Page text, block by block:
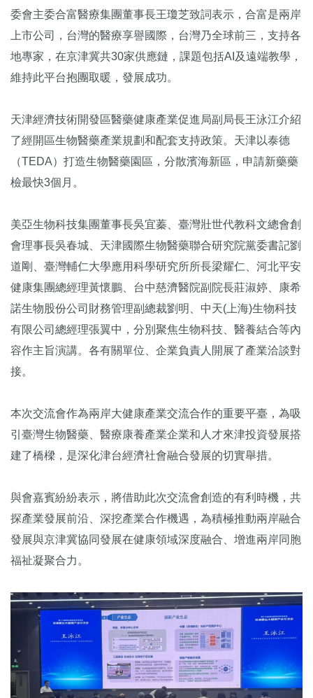
委會主委合富醫療集團董事長王瓊芝致詞表示，合富是兩岸
上市公司，台灣的醫療享譽國際，台灣乃全球前三，支持各
地專家，在京津冀共30家供應鏈，課題包括AI及遠端教學，
維持此平台抱團取暖，發展成功。
天津經濟技術開發區醫藥健康產業促進局副局長王泳江介紹
了經開區生物醫藥產業規劃和配套支持政策。天津以泰德
（TEDA）打造生物醫藥園區，分散濱海新區，申請新藥藥
檢最快3個月。
美亞生物科技集團董事長吳宜蓁、臺灣壯世代教科文總會創
會理事長吳春城、天津國際生物醫藥聯合研究院黨委書記劉
道剛、臺灣輔仁大學應用科學研究所所長梁耀仁、河北平安
健康集團總經理黃懷鵬、台中慈濟醫院副院長莊淑婷、康希
諾生物股份公司財務管理副總裁劉明、中天(上海)生物科技
有限公司總經理張翼中，分別聚焦生物科技、醫養結合等內
容作主旨演講。各有關單位、企業負責人開展了產業洽談對
接。
本次交流會作為兩岸大健康產業交流合作的重要平臺，為吸
引臺灣生物醫藥、醫療康養產業企業和人才來津投資發展搭
建了橋樑，是深化津台經濟社會融合發展的切實舉措。
與會嘉賓紛紛表示，將借助此次交流會創造的有利時機，共
探產業發展前沿、深挖產業合作機遇，為積極推動兩岸融合
發展與京津冀協同發展在健康領域深度融合、增進兩岸同胞
福祉凝聚合力。